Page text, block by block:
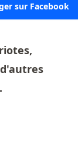
sur Facebook